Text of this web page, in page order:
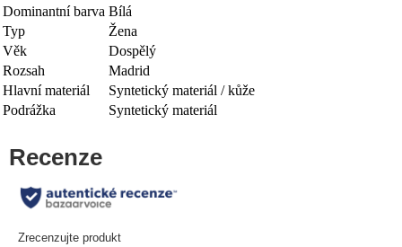
Dominantní barva Bílá
Typ
Žena
Věk
Dospělý
Rozsah
Madrid
Hlavní materiál
Syntetický materiál / kůže
Podrážka
Syntetický materiál